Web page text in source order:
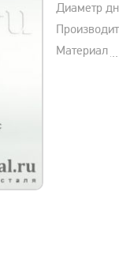
Диаметр
Материал